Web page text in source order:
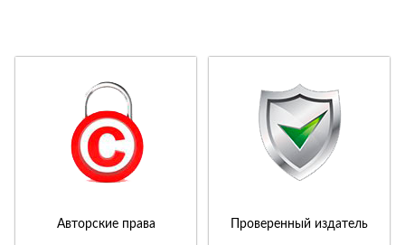
Авторские права Проверенный издатель